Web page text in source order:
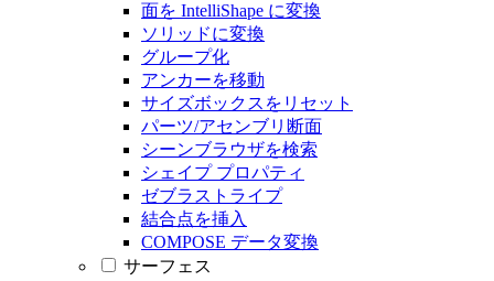
面を IntelliShape に変換
ソリッドに変換
グループ化
アンカーを移動
サイズボックスをリセット
パーツ/アセンブリ断面
シーンブラウザを検索
シェイプ プロパティ
ゼブラストライプ
結合点を挿入
COMPOSE データ変換
サーフェス